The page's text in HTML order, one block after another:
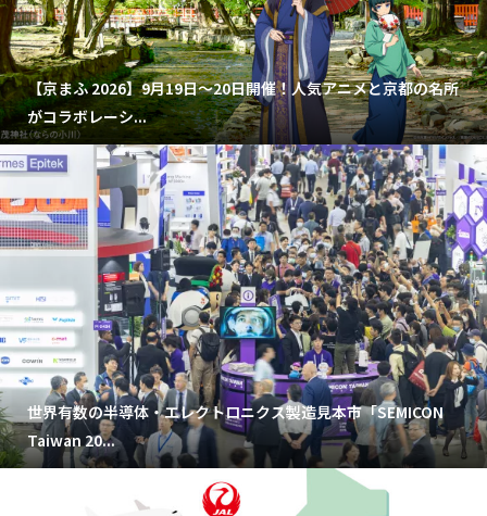
【京まふ 2026】9月19日～20日開催！人気アニメと京都の名所
がコラボレーシ...
世界有数の半導体・エレクトロニクス製造見本市「SEMICON
Taiwan 20...